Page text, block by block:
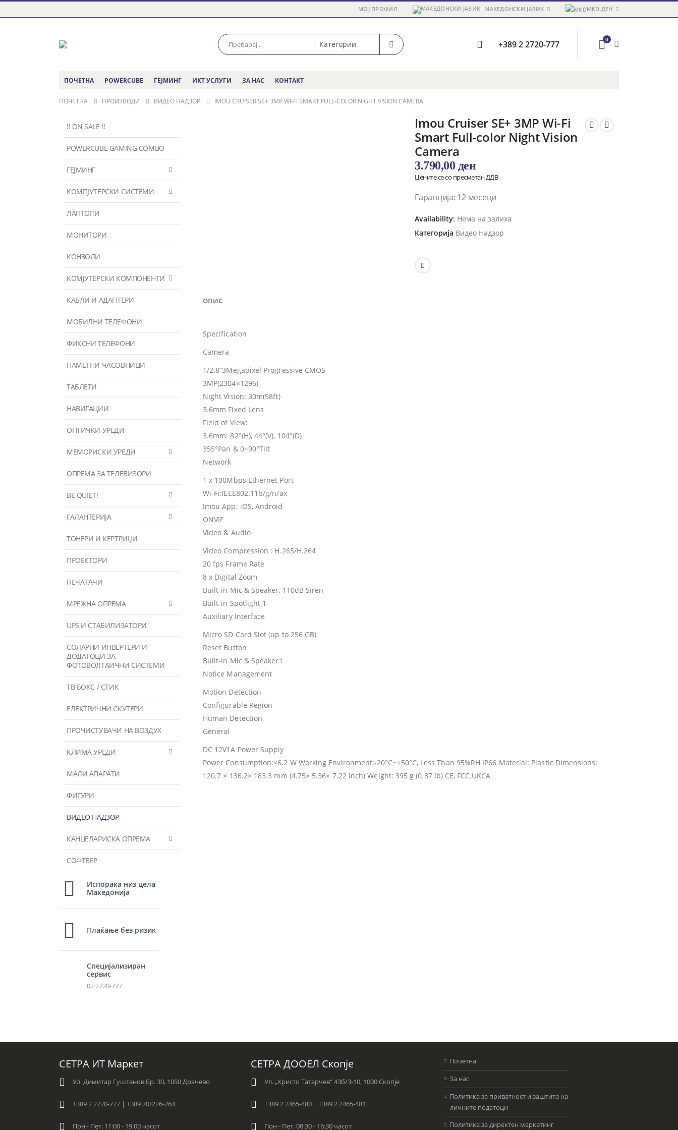
МОЈ ПРОФИЛ МАКЕДОНСКИ ЈАЗИК MKD ДЕН
+389 2 2720-777 0
ПОЧЕТНА POWERCUBE ГЕЈМИНГ ИКТ УСЛУГИ ЗА НАС КОНТАКТ
ПОЧЕТНА ПРОИЗВОДИ ВИДЕО НАДЗОР IMOU CRUISER SE+ 3MP WI-FI SMART FULL-COLOR NIGHT VISION CAMERA
Imou Cruiser SE+ 3MP Wi-Fi
Smart Full-color Night Vision
Camera
3.790,00 ден
Цените се со пресметан ДДВ
Гаранција: 12 месеци
Availability: Нема на залиха
Категорија Видео Надзор
ОПИС
Specification
Camera
1/2.8”3Megapixel Progressive CMOS
3MP(2304×1296)
Night Vision: 30m(98ft)
3.6mm Fixed Lens
Field of View:
3.6mm: 82°(H), 44°(V), 104°(D)
355°Pan & 0~90°Tilt
Network
1 x 100Mbps Ethernet Port
Wi-Fi:IEEE802.11b/g/n/ax
Imou App: iOS, Android
ONVIF
Video & Audio
Video Compression : H.265/H.264
20 fps Frame Rate
8 x Digital Zoom
Built-in Mic & Speaker, 110dB Siren
Built-in Spotlight 1
Auxiliary Interface
Micro SD Card Slot (up to 256 GB)
Reset Button
Built-in Mic & Speaker1
Notice Management
Motion Detection
Configurable Region
Human Detection
General
DC 12V1A Power Supply
Power Consumption:<6.2 W Working Environment:-20°C~+50°C, Less Than 95%RH IP66 Material: Plastic Dimensions:
120.7 × 136.2× 183.3 mm (4.75× 5.36× 7.22 inch) Weight: 395 g (0.87 lb) CE, FCC,UKCA
!! ON SALE !!
POWERCUBE GAMING COMBO
ГЕЈМИНГ
КОМПЈУТЕРСКИ СИСТЕМИ
ЛАПТОПИ
МОНИТОРИ
КОНЗОЛИ
КОМЈУТЕРСКИ КОМПОНЕНТИ
КАБЛИ И АДАПТЕРИ
МОБИЛНИ ТЕЛЕФОНИ
ФИКСНИ ТЕЛЕФОНИ
ПАМЕТНИ ЧАСОВНИЦИ
ТАБЛЕТИ
НАВИГАЦИИ
ОПТИЧКИ УРЕДИ
МЕМОРИСКИ УРЕДИ
ОПРЕМА ЗА ТЕЛЕВИЗОРИ
BE QUIET!
ГАЛАНТЕРИЈА
ТОНЕРИ И КЕРТРИЏИ
ПРОЕКТОРИ
ПЕЧАТАЧИ
МРЕЖНА ОПРЕМА
UPS И СТАБИЛИЗАТОРИ
СОЛАРНИ ИНВЕРТЕРИ И
ДОДАТОЦИ ЗА
ФОТОВОЛТАИЧНИ СИСТЕМИ
ТВ БОКС / СТИК
ЕЛЕКТРИЧНИ СКУТЕРИ
ПРОЧИСТУВАЧИ НА ВОЗДУХ
КЛИМА УРЕДИ
МАЛИ АПАРАТИ
ФИГУРИ
ВИДЕО НАДЗОР
КАНЦЕЛАРИСКА ОПРЕМА
СОФТВЕР
Испорака низ цела
Македонија
Плаќање без ризик
Специјализиран
сервис
02 2720-777
СЕТРА ИТ Маркет
Ул. Димитар Гуштанов Бр. 30, 1050 Драчево
+389 2 2720-777 | +389 70/226-264
Пон - Пет: 11:00 - 19:00 часот
СЕТРА ДООЕЛ Скопје
Ул. „Христо Татарчев“ 43б/3-10, 1000 Скопје
+389 2 2465-480 | +389 2 2465-481
Пон - Пет: 08:30 - 16:30 часот
Почетна
За нас
Политика за приватност и заштита на
личните податоци
Политика за директен маркетинг